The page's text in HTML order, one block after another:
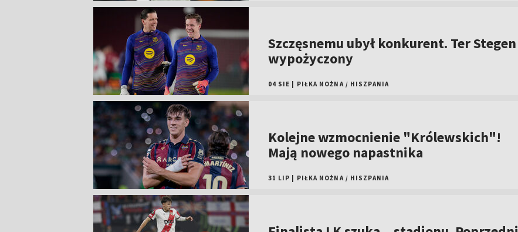
Szczęsnemu ubył konkurent. Ter Stegen
wypożyczony
04 SIE PIŁKA NOŻNA / HISZPANIA
Kolejne wzmocnienie "Królewskich"!
Mają nowego napastnika
31 LIP PIŁKA NOŻNA / HISZPANIA